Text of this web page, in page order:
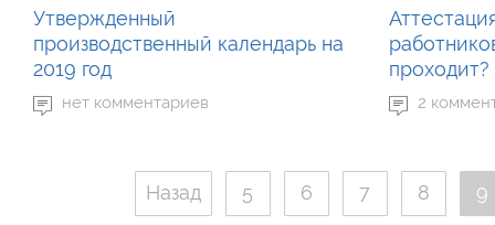
Утвержденный
производственный календарь на
2019 год
нет комментариев
проходит?
2
Назад 5 6 7 8 9